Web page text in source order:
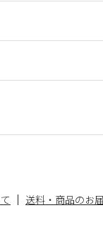
送料・商品のお